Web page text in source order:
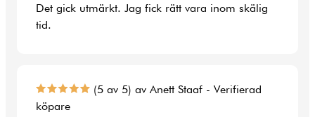
Det gick utmärkt. Jag fick rätt vara inom skälig
tid.
(5 av 5) av Anett Staaf - Verifierad
köpare